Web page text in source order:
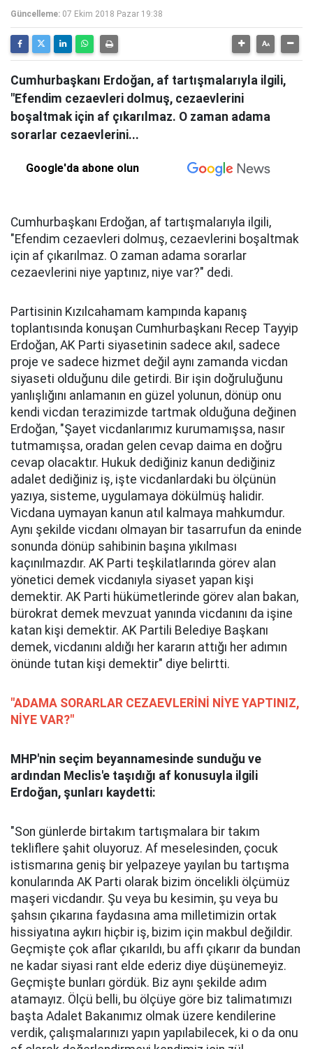
Güncelleme: 07 Ekim 2018 Pazar 19:38
Cumhurbaşkanı Erdoğan, af tartışmalarıyla ilgili,
"Efendim cezaevleri dolmuş, cezaevlerini
boşaltmak için af çıkarılmaz. O zaman adama
sorarlar cezaevlerini...
Google'da abone olun
Cumhurbaşkanı Erdoğan, af tartışmalarıyla ilgili,
"Efendim cezaevleri dolmuş, cezaevlerini boşaltmak
için af çıkarılmaz. O zaman adama sorarlar
cezaevlerini niye yaptınız, niye var?" dedi.
Partisinin Kızılcahamam kampında kapanış
toplantısında konuşan Cumhurbaşkanı Recep Tayyip
Erdoğan, AK Parti siyasetinin sadece akıl, sadece
proje ve sadece hizmet değil aynı zamanda vicdan
siyaseti olduğunu dile getirdi. Bir işin doğruluğunu
yanlışlığını anlamanın en güzel yolunun, dönüp onu
kendi vicdan terazimizde tartmak olduğuna değinen
Erdoğan, "Şayet vicdanlarımız kurumamışsa, nasır
tutmamışsa, oradan gelen cevap daima en doğru
cevap olacaktır. Hukuk dediğiniz kanun dediğiniz
adalet dediğiniz iş, işte vicdanlardaki bu ölçünün
yazıya, sisteme, uygulamaya dökülmüş halidir.
Vicdana uymayan kanun atıl kalmaya mahkumdur.
Aynı şekilde vicdanı olmayan bir tasarrufun da eninde
sonunda dönüp sahibinin başına yıkılması
kaçınılmazdır. AK Parti teşkilatlarında görev alan
yönetici demek vicdanıyla siyaset yapan kişi
demektir. AK Parti hükümetlerinde görev alan bakan,
bürokrat demek mevzuat yanında vicdanını da işine
katan kişi demektir. AK Partili Belediye Başkanı
demek, vicdanını aldığı her kararın attığı her adımın
önünde tutan kişi demektir" diye belirtti.
"ADAMA SORARLAR CEZAEVLERİNİ NİYE YAPTINIZ,
NİYE VAR?"
MHP'nin seçim beyannamesinde sunduğu ve
ardından Meclis'e taşıdığı af konusuyla ilgili
Erdoğan, şunları kaydetti:
"Son günlerde birtakım tartışmalara bir takım
tekliflere şahit oluyoruz. Af meselesinden, çocuk
istismarına geniş bir yelpazeye yayılan bu tartışma
konularında AK Parti olarak bizim öncelikli ölçümüz
maşeri vicdandır. Şu veya bu kesimin, şu veya bu
şahsın çıkarına faydasına ama milletimizin ortak
hissiyatına aykırı hiçbir iş, bizim için makbul değildir.
Geçmişte çok aflar çıkarıldı, bu affı çıkarır da bundan
ne kadar siyasi rant elde ederiz diye düşünemeyiz.
Geçmişte bunları gördük. Biz aynı şekilde adım
atamayız. Ölçü belli, bu ölçüye göre biz talimatımızı
başta Adalet Bakanımız olmak üzere kendilerine
verdik, çalışmalarınızı yapın yapılabilecek, ki o da onu